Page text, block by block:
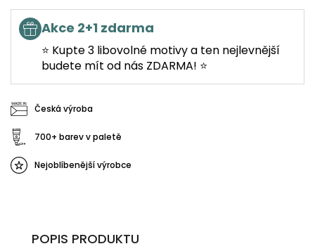
Akce 2+1 zdarma
⭐ Kupte 3 libovolné motivy a ten nejlevnější
budete mít od nás ZDARMA! ⭐
Česká výroba
700+ barev v paletě
Nejoblíbenější výrobce
POPIS PRODUKTU